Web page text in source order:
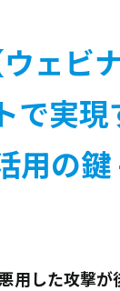
ウェビ
で実
の鍵
した攻撃